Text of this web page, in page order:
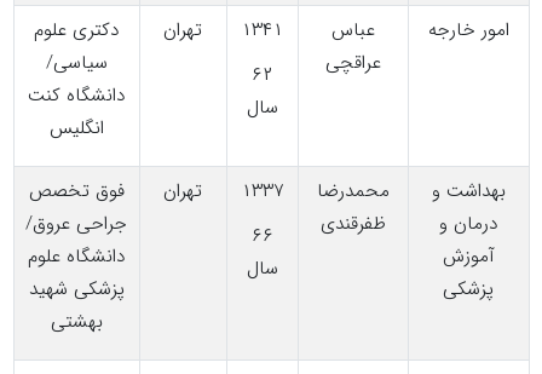
امور خارجه
عباس
عراقچی
۱۳۴۱
۶۲
سال
تهران
دکتری علوم
سیاسی/
دانشگاه کنت
انگلیس
بهداشت و
درمان و
آموزش
پزشکی
محمدرضا
ظفرقندی
۱۳۳۷
۶۶
سال
تهران
فوق تخصص
جراحی عروق/
دانشگاه علوم
پزشکی شهید
بهشتی